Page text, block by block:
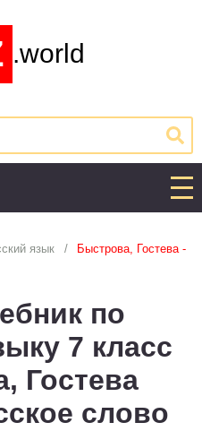
.world
язык
7 8 9 10
11
7 8 9 10
11
язык
Быстрова, Гостева -
по
7 класс
Гостева
слово